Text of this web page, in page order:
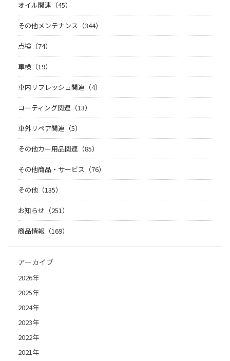
オイル関連（45）
その他メンテナンス（344）
点検（74）
車検（19）
車内リフレッシュ関連（4）
コーティング関連（13）
車外リペア関連（5）
その他カー用品関連（85）
その他商品・サービス（76）
その他（135）
お知らせ（251）
商品情報（169）
アーカイブ
2026年
2025年
2024年
2023年
2022年
2021年